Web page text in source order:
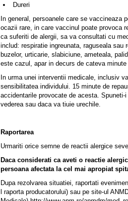
Dureri
In general, persoanele care se vaccineaza
ocazii rare, in care vaccinul poate provoca
ca suferiti de alergii, sa va consultati cu
includ: respiratie ingreunata, raguseala sau
buzelor, urticarie, slabiciune, ameteala,
este cazul, apar in decurs de cateva
In urma unei interventii medicale, inclusiv
sensibilitatea individului. 15 minute de
accidentarile provocate de acesta.
vederea sau daca va tiuie urechile.
Raportarea
Urmariti orice semne de reactii alergice
Daca considerati ca aveti o reactie
persoana afectata la cel mai apropiat
Dupa rezolvarea situatiei, raportati
l raporta producatorului) sau pe site-ul